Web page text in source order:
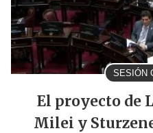
SESIÓN
El proyecto de
Milei y